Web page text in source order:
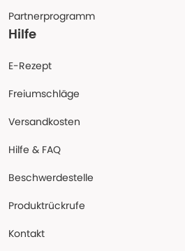
Partnerprogramm
Hilfe
E-Rezept
Freiumschläge
Versandkosten
Hilfe & FAQ
Beschwerdestelle
Produktrückrufe
Kontakt